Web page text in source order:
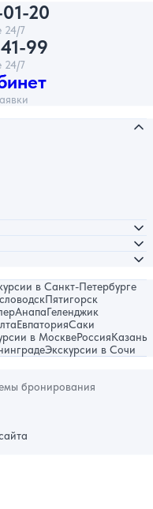
20
24/7
99
24/7
в Санкт-Петербурге
Пятигорск
АнапаГеленджик
ЕвпаторияСаки
в МосквеРоссияКазань
Экскурсии в Сочи
бронирования